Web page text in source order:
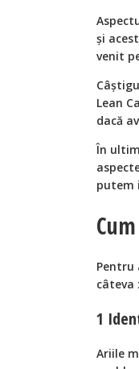
și
venit
Lean
dacă
În
putem
Pentru
câteva
1
Ariile